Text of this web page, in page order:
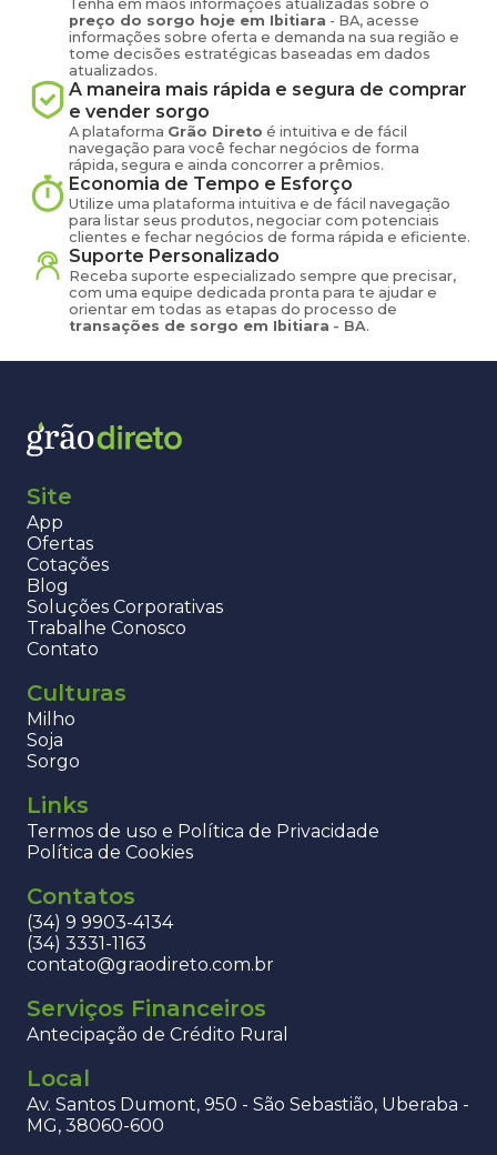
Tenha em mãos informações atualizadas sobre o
preço do sorgo hoje em Ibitiara - BA, acesse
informações sobre oferta e demanda na sua região e
tome decisões estratégicas baseadas em dados
atualizados.
A maneira mais rápida e segura de comprar
e vender sorgo
A plataforma Grão Direto é intuitiva e de fácil
navegação para você fechar negócios de forma
rápida, segura e ainda concorrer a prêmios.
Economia de Tempo e Esforço
Utilize uma plataforma intuitiva e de fácil navegação
para listar seus produtos, negociar com potenciais
clientes e fechar negócios de forma rápida e eficiente.
Suporte Personalizado
Receba suporte especializado sempre que precisar,
com uma equipe dedicada pronta para te ajudar e
orientar em todas as etapas do processo de
transações de sorgo em Ibitiara - BA.
Site
App
Ofertas
Cotações
Blog
Soluções Corporativas
Trabalhe Conosco
Contato
Culturas
Milho
Soja
Sorgo
Links
Termos de uso e Política de Privacidade
Política de Cookies
Contatos
(34) 9 9903-4134
(34) 3331-1163
contato@graodireto.com.br
Serviços Financeiros
Antecipação de Crédito Rural
Local
Av. Santos Dumont, 950 - São Sebastião, Uberaba -
MG, 38060-600